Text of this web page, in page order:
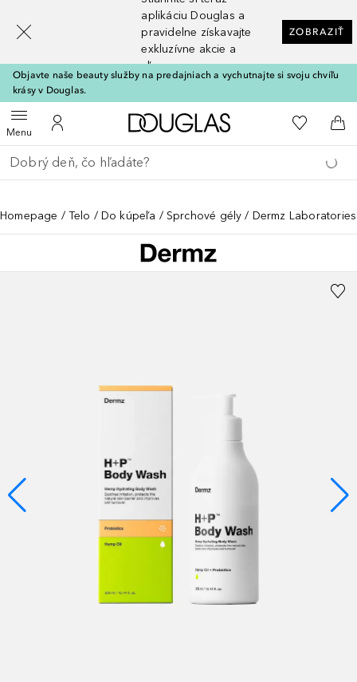
aplikáciu Douglas a
pravidelne získavajte
exkluzívne akcie a
zľavy
ZOBRAZIŤ
Objavte naše beauty služby na predajniach a vychutnajte si svoju chvíľu
krásy v Douglas.
MenuOtvoriť menuDo môjho účtu
Domov Do môjho
Do
Choď späť
Vykonajte vyhľadávanie
Homepage Telo Do kúpeľa Sprchové gély Dermz
[navigation.slideout.screenreader]